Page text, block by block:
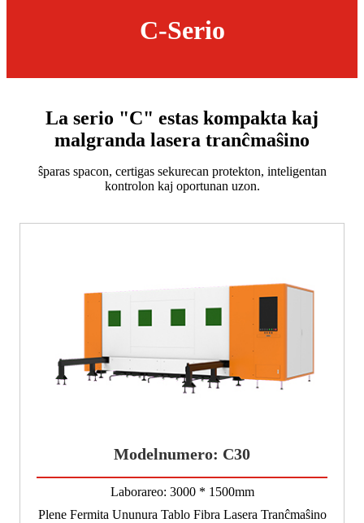
C-Serio
La serio "C" estas kompakta kaj
malgranda lasera tranĉmaŝino
ŝparas spacon, certigas sekurecan protekton, inteligentan
kontrolon kaj oportunan uzon.
Modelnumero: C30
Laborareo: 3000 * 1500mm
Plene Fermita Ununura Tablo Fibra Lasera Tranĉmaŝino